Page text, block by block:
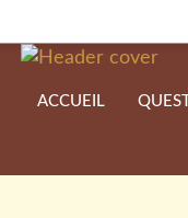
ACCUEIL